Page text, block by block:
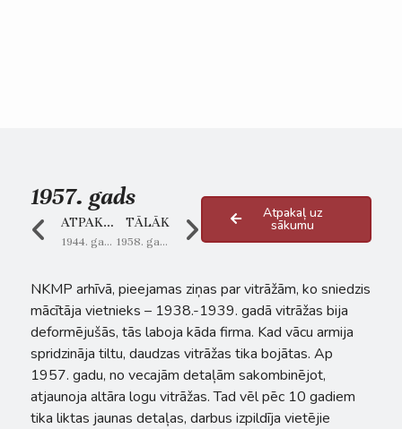
1957. gads
ATPAKAĻ
1944. gads
TĀLĀK
1958. gads
Atpakaļ uz
sākumu
NKMP arhīvā, pieejamas ziņas par vitrāžām, ko sniedzis
mācītāja vietnieks – 1938.-1939. gadā vitrāžas bija
deformējušās, tās laboja kāda firma. Kad vācu armija
spridzināja tiltu, daudzas vitrāžas tika bojātas. Ap
1957. gadu, no vecajām detaļām sakombinējot,
atjaunoja altāra logu vitrāžas. Tad vēl pēc 10 gadiem
tika liktas jaunas detaļas, darbus izpildīja vietējie